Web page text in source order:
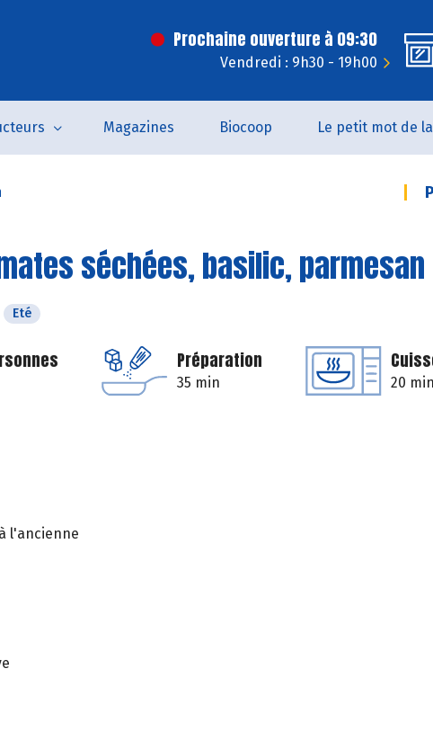
Prochaine ouverture à 09:30
Vendredi : 9h30 - 19h00
Magazines Biocoop
séchées, basilic, parmesan
Eté
Préparation
35 min 20 min
l'ancienne